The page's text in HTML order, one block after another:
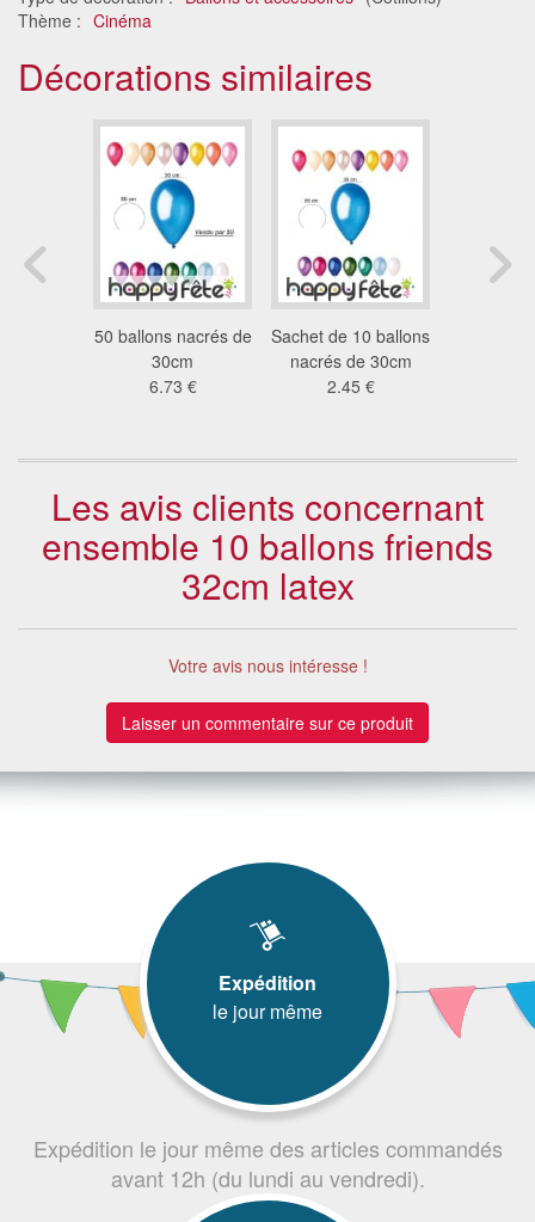
Thème : Cinéma
Décorations similaires
50 ballons nacrés de
30cm
6.73 €
Sachet de 10 ballons
nacrés de 30cm
2.45 €
Les avis clients concernant
ensemble 10 ballons friends
32cm latex
Votre avis nous intéresse !
Laisser un commentaire sur ce produit
Expédition
le jour même
Expédition le jour même des articles commandés
avant 12h (du lundi au vendredi).